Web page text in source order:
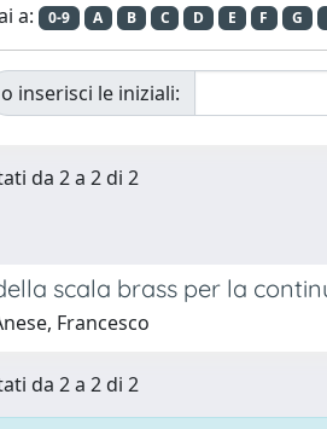
a: 0-9 A B C D E F G
o inserisci le iniziali:
da 2 a 2 di 2
scala brass per la
Francesco
da 2 a 2 di 2